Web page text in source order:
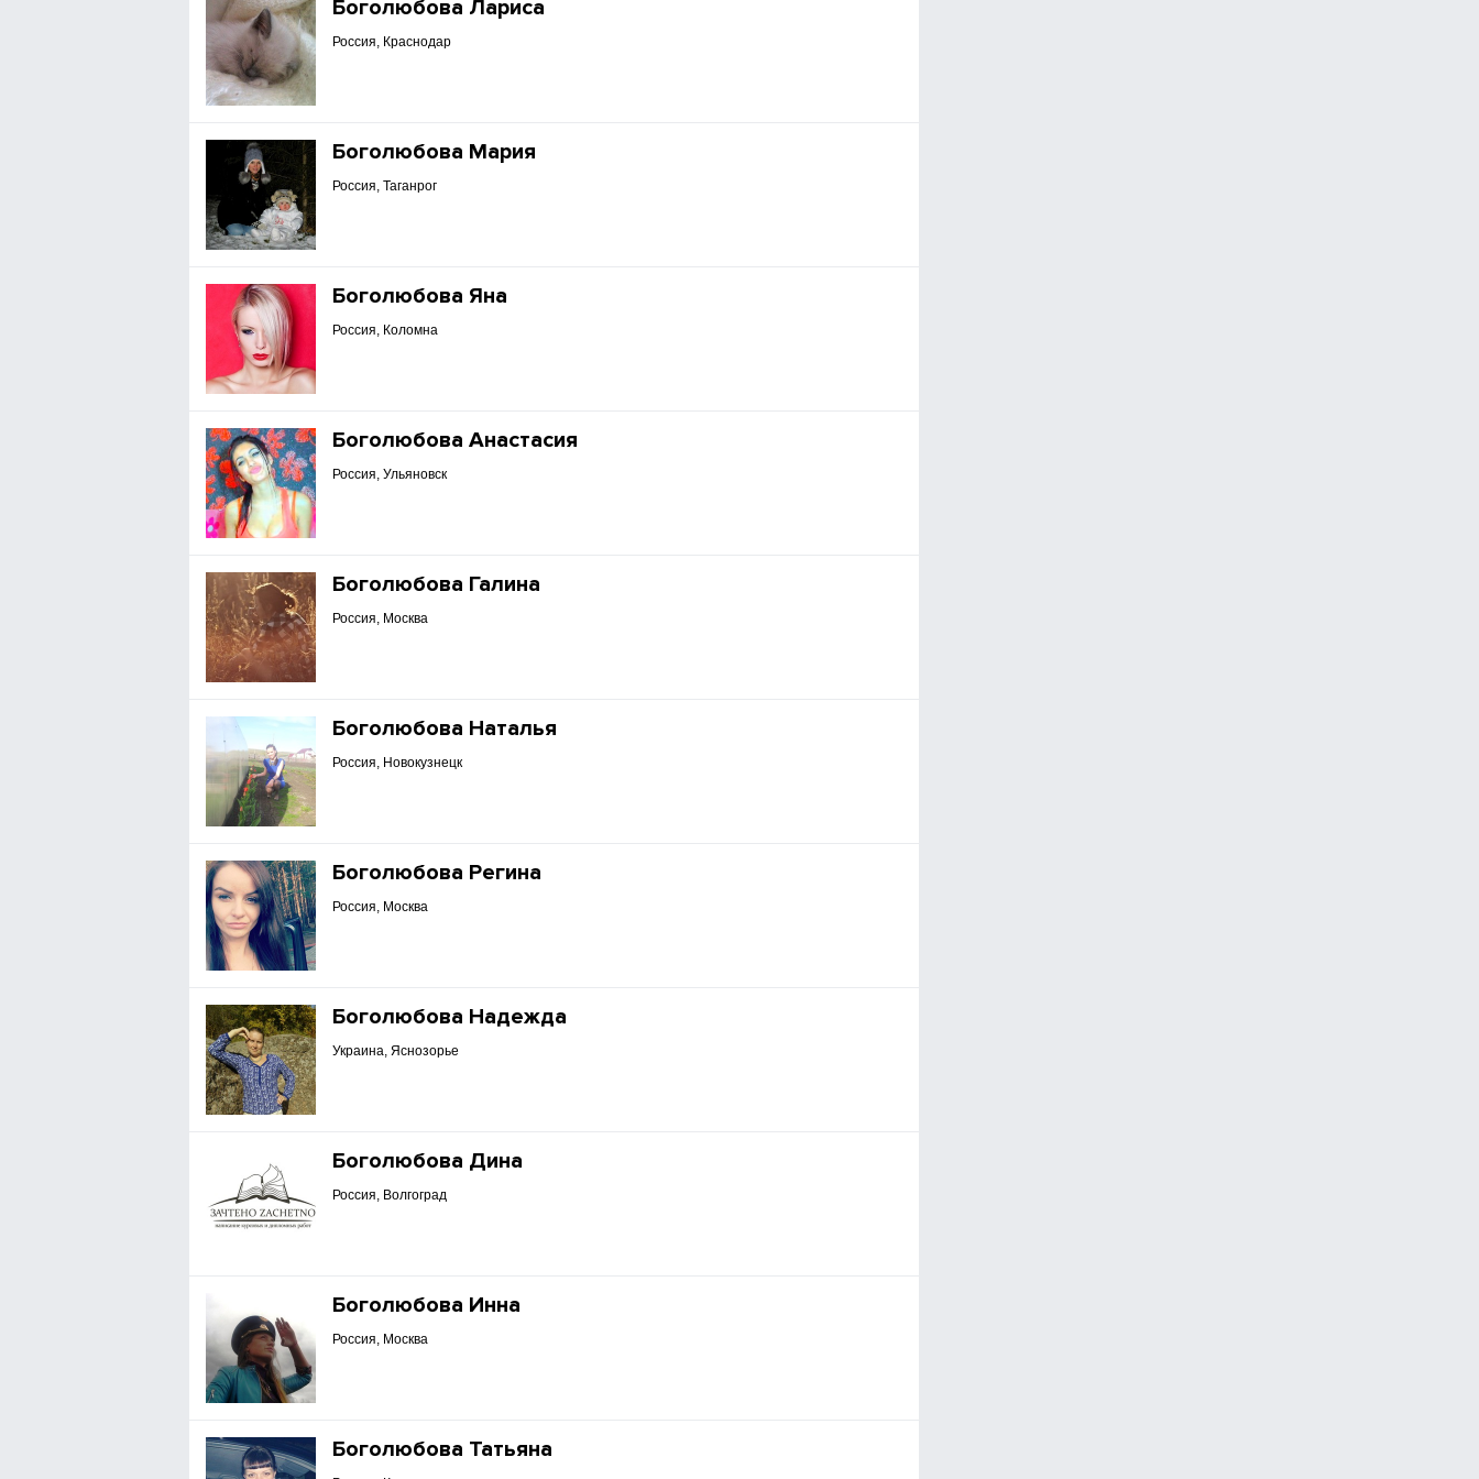
Боголюбова Лариса
Россия, Краснодар
Боголюбова Мария
Россия, Таганрог
Боголюбова Яна
Россия, Коломна
Боголюбова Анастасия
Россия, Ульяновск
Боголюбова Галина
Россия, Москва
Боголюбова Наталья
Россия, Новокузнецк
Боголюбова Регина
Россия, Москва
Боголюбова Надежда
Украина, Яснозорье
Боголюбова Дина
Россия, Волгоград
Боголюбова Инна
Россия, Москва
Боголюбова Татьяна